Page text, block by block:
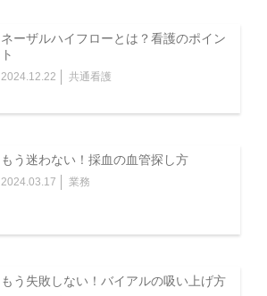
ネーザルハイフローとは？看護のポイン
ト
2024.12.22 共通看護
もう迷わない！採血の血管探し方
2024.03.17 業務
もう失敗しない！バイアルの吸い上げ方